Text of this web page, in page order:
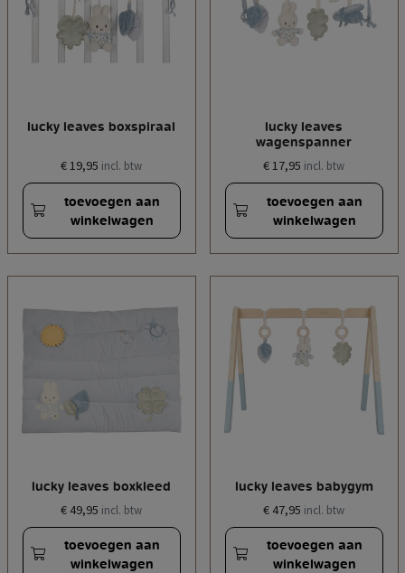
lucky leaves boxspiraal
€ 19,95 incl. btw
toevoegen aan
winkelwagen
lucky leaves
wagenspanner
€ 17,95 incl. btw
toevoegen aan
winkelwagen
lucky leaves boxkleed
€ 49,95 incl. btw
toevoegen aan
winkelwagen
lucky leaves babygym
€ 47,95 incl. btw
toevoegen aan
winkelwagen